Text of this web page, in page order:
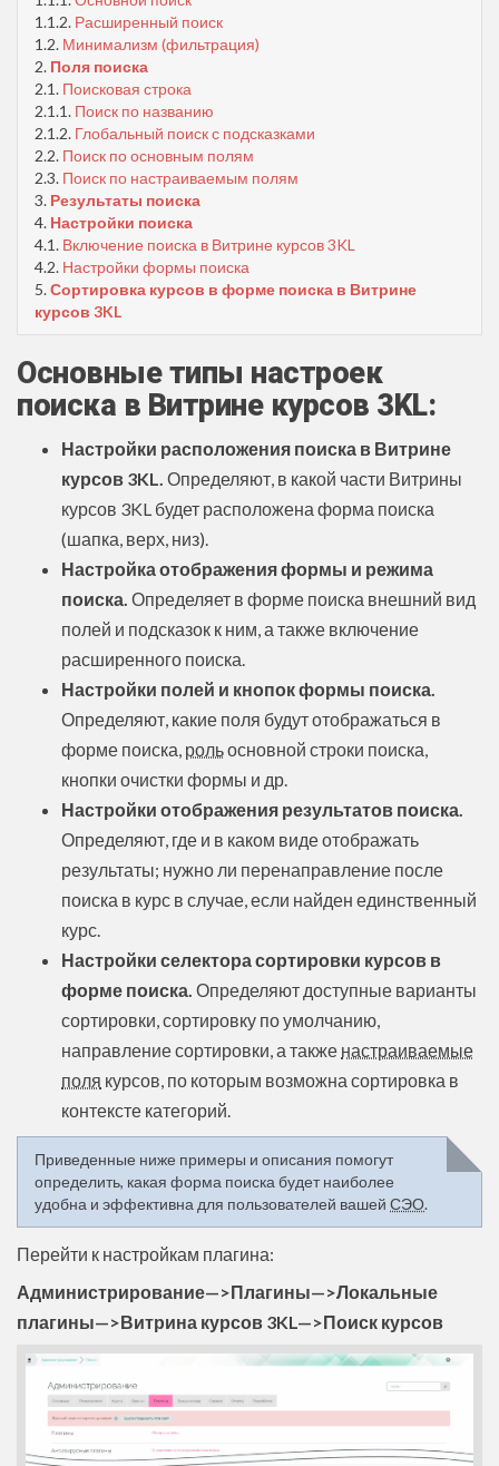
1.1.2. Расширенный поиск
1.2. Минимализм (фильтрация)
2. Поля поиска
2.1. Поисковая строка
2.1.1. Поиск по названию
2.1.2. Глобальный поиск с подсказками
2.2. Поиск по основным полям
2.3. Поиск по настраиваемым полям
3. Результаты поиска
4. Настройки поиска
4.1. Включение поиска в Витрине курсов 3KL
4.2. Настройки формы поиска
5.Сортировка курсов в форме поиска в Витрине
курсов 3KL
Основные типы настроек
поиска в Витрине курсов 3KL:
Настройки расположения поиска в Витрине
курсов 3KL. Определяют, в какой части Витрины
курсов 3KL будет расположена форма поиска
(шапка, верх, низ).
Настройка отображения формы и режима
поиска. Определяет в форме поиска внешний вид
полей и подсказок к ним, а также включение
расширенного поиска.
Настройки полей и кнопок формы поиска.
Определяют, какие поля будут отображаться в
форме поиска, рольосновной строки поиска,
кнопки очистки формы и др.
Настройки отображения результатов поиска.
Определяют, где и в каком виде отображать
результаты; нужно ли перенаправление после
поиска в курс в случае, если найден единственный
курс.
Настройки селектора сортировки курсов в
форме поиска. Определяют доступные варианты
сортировки, сортировку по умолчанию,
направление сортировки, а также настраиваемые
поля курсов, по которым возможна сортировка в
контексте категорий.
Приведенные ниже примеры и описания помогут
определить, какая форма поиска будет наиболее
удобна и эффективна для пользователей вашей СЭО.
Перейти к настройкам плагина:
Администрирование—>Плагины—>Локальные
плагины—>Витрина курсов 3KL—>Поиск курсов